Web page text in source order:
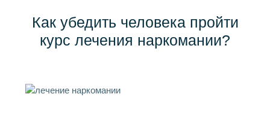
Как убедить человека пройти
курс лечения наркомании?